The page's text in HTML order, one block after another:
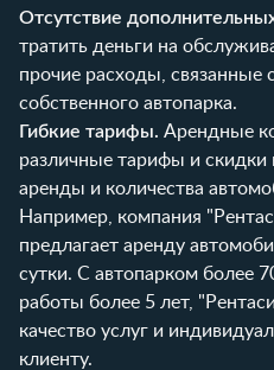
Отсутствие
тратить деньги на
прочие расходы, связанные
собственного автопарка.
Гибкие тарифы. Арендные
различные тарифы и скидки
аренды и количества
Например, компания
предлагает аренду
сутки. С автопарком более
работы более 5 лет,
качество услуг и
клиенту.